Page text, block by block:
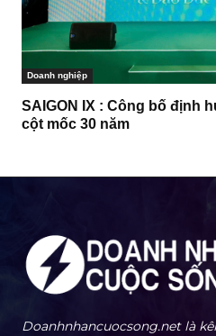
Doanh nghiệp
SAIGON IX : Công bố định
cột mốc 30 năm
Doanhnhancuocsong.net là